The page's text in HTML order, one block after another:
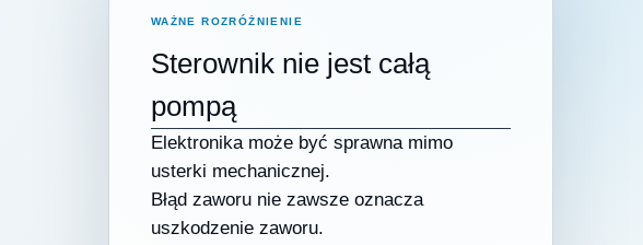
WAŻNE ROZRÓŻNIENIE
Sterownik nie jest całą
pompą
Elektronika może być sprawna mimo
usterki mechanicznej.
Błąd zaworu nie zawsze oznacza
uszkodzenie zaworu.